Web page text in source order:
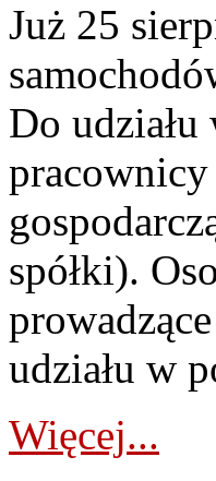
Już 25
Do
pracownicy
spółki).
udziału w
Więcej...